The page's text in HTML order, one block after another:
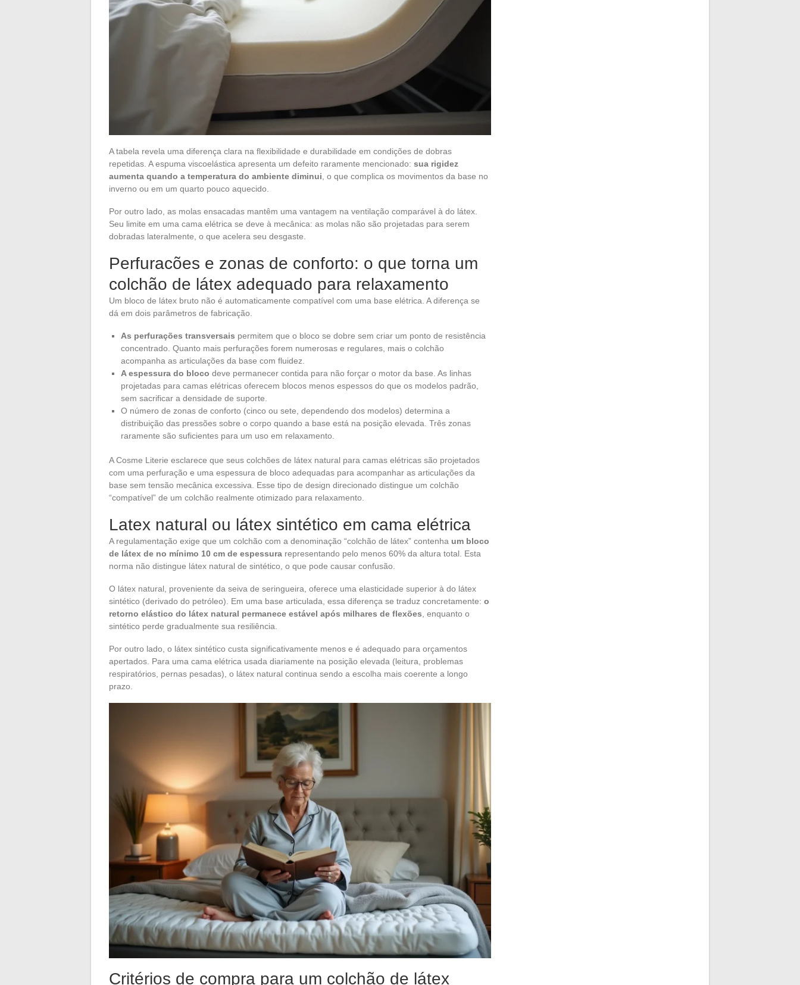
A tabela revela uma diferença clara na flexibilidade e durabilidade em condições de dobras
repetidas. A espuma viscoelástica apresenta um defeito raramente mencionado: sua rigidez
aumenta quando a temperatura do ambiente diminui, o que complica os movimentos da base no
inverno ou em um quarto pouco aquecido.
Por outro lado, as molas ensacadas mantêm uma vantagem na ventilação comparável à do látex.
Seu limite em uma cama elétrica se deve à mecânica: as molas não são projetadas para serem
dobradas lateralmente, o que acelera seu desgaste.
Perfuracões e zonas de conforto: o que torna um
colchão de látex adequado para relaxamento
Um bloco de látex bruto não é automaticamente compatível com uma base elétrica. A diferença se
dá em dois parâmetros de fabricação.
As perfurações transversais permitem que o bloco se dobre sem criar um ponto de resistência
concentrado. Quanto mais perfurações forem numerosas e regulares, mais o colchão
acompanha as articulações da base com fluidez.
A espessura do bloco deve permanecer contida para não forçar o motor da base. As linhas
projetadas para camas elétricas oferecem blocos menos espessos do que os modelos padrão,
sem sacrificar a densidade de suporte.
O número de zonas de conforto (cinco ou sete, dependendo dos modelos) determina a
distribuição das pressões sobre o corpo quando a base está na posição elevada. Três zonas
raramente são suficientes para um uso em relaxamento.
A Cosme Literie esclarece que seus colchões de látex natural para camas elétricas são projetados
com uma perfuração e uma espessura de bloco adequadas para acompanhar as articulações da
base sem tensão mecânica excessiva. Esse tipo de design direcionado distingue um colchão
“compatível” de um colchão realmente otimizado para relaxamento.
Latex natural ou látex sintético em cama elétrica
A regulamentação exige que um colchão com a denominação “colchão de látex” contenha um bloco
de látex de no mínimo 10 cm de espessura representando pelo menos 60% da altura total. Esta
norma não distingue látex natural de sintético, o que pode causar confusão.
O látex natural, proveniente da seiva de seringueira, oferece uma elasticidade superior à do látex
sintético (derivado do petróleo). Em uma base articulada, essa diferença se traduz concretamente: o
retorno elástico do látex natural permanece estável após milhares de flexões, enquanto o
sintético perde gradualmente sua resiliência.
Por outro lado, o látex sintético custa significativamente menos e é adequado para orçamentos
apertados. Para uma cama elétrica usada diariamente na posição elevada (leitura, problemas
respiratórios, pernas pesadas), o látex natural continua sendo a escolha mais coerente a longo
prazo.
Critérios de compra para um colchão de látex